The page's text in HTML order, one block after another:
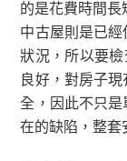
的是花費時間長
中古屋則是已
狀況，所以要檢
良好，對房子
全，因此不只
在的缺陷，整套